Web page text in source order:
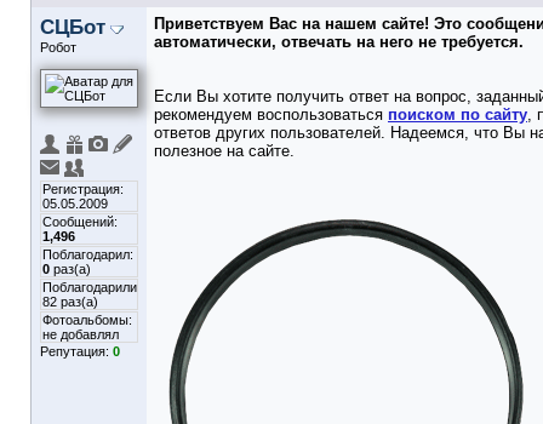
СЦБот
Робот
Регистрация:
05.05.2009
Сообщений:
1,496
Поблагодарил:
0 раз(а)
Поблагодарили
82 раз(а)
Фотоальбомы:
не добавлял
Репутация: 0
Приветствуем Вас на нашем сайте! Это
автоматически, отвечать на него не требуется.
Если Вы хотите получить ответ на вопрос,
рекомендуем воспользоваться поиском по сайту,
ответов других пользователей. Надеемся, что Вы
полезное на сайте.